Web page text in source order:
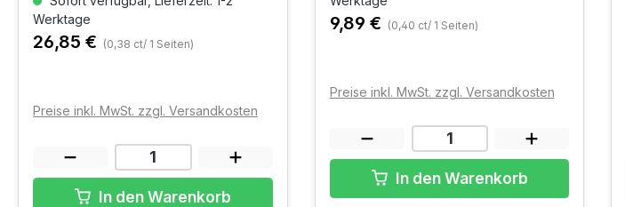
Werktage
26,85 € (0,38 ct/ 1 Seiten)
Preise inkl. MwSt. zzgl. Versandkosten
In den Warenkorb
9,89 € (0,40 ct/ 1 Seiten)
Preise inkl. MwSt. zzgl. Versandkosten
In den Warenkorb